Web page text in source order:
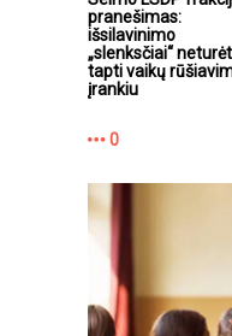
pranešimas:
išsilavinimo
„slenksčiai“
tapti vaikų
įrankiu
0